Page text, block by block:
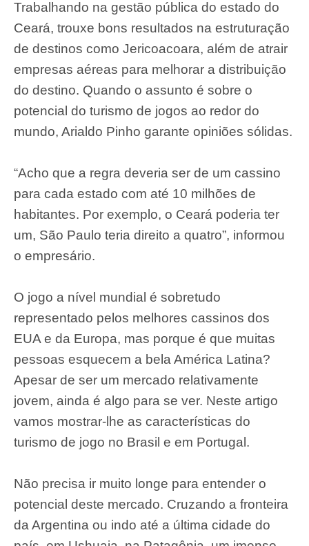
Trabalhando na gestão pública do estado do
Ceará, trouxe bons resultados na estruturação
de destinos como Jericoacoara, além de atrair
empresas aéreas para melhorar a distribuição
do destino. Quando o assunto é sobre o
potencial do turismo de jogos ao redor do
mundo, Arialdo Pinho garante opiniões sólidas.
“Acho que a regra deveria ser de um cassino
para cada estado com até 10 milhões de
habitantes. Por exemplo, o Ceará poderia ter
um, São Paulo teria direito a quatro”, informou
o empresário.
O jogo a nível mundial é sobretudo
representado pelos melhores cassinos dos
EUA e da Europa, mas porque é que muitas
pessoas esquecem a bela América Latina?
Apesar de ser um mercado relativamente
jovem, ainda é algo para se ver. Neste artigo
vamos mostrar-lhe as características do
turismo de jogo no Brasil e em Portugal.
Não precisa ir muito longe para entender o
potencial deste mercado. Cruzando a fronteira
da Argentina ou indo até a última cidade do